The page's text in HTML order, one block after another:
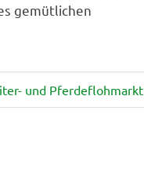
gemütlichen
und Pferdeflohmarkt